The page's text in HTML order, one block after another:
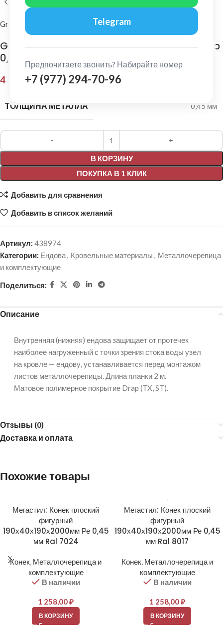
Telegram
Предпочитаете звонить? Набирайте номер
+7 (977) 294-70-96
Grand Line
Grand Line: Ендова нижняя 300х300 мм Drap
0,45мм Ral 8017
4 258,00 ₽
ТОЛЩИНА МЕТАЛЛА 0,45 мм
В КОРЗИНУ
ПОКУПКА В 1 КЛИК
Alternative:
Добавить для сравнения
Добавить в список желаний
Артикул: 438974
Категории: Ендова, Кровельные материалы , Металлочерепица
и комплектующие
Поделиться:
Описание
Внутренняя (нижняя) ендова защищает от протечек
наиболее нагруженный с точки зрения стока воды узел
на кровле — ендову, устанавливается перед монтажом
листов металлочерепицы. Длина планки 2 м.
Матовое полимерное покрытие Drap (TX, ST).
Отзывы (0)
Доставка и оплата
Похожие товары
Мегастил: Конек плоский
фигурный
190х40х190х2000мм Ре 0,45
мм Ral 7024
Конек, Металлочерепица и
комплектующие
В наличии
1 258,00₽
В КОРЗИНУ
Мегастил: Конек плоский
фигурный
190х40х190х2000мм Ре 0,45
мм Ral 8017
Конек, Металлочерепица и
комплектующие
В наличии
1 258,00₽
В КОРЗИНУ